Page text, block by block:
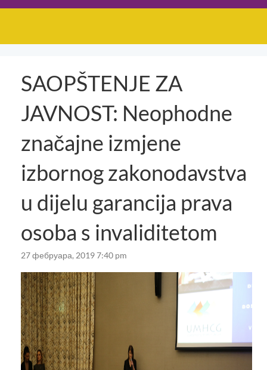
SAOPŠTENJE ZA
JAVNOST: Neophodne
značajne izmjene
izbornog zakonodavstva
u dijelu garancija prava
osoba s invaliditetom
27 фебруара, 2019 7:40 pm